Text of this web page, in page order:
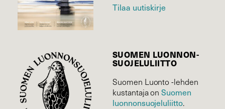
Tilaa uutiskirje
SUOMEN LUONNON­
SUOJELU­LIITTO
Suomen Luonto -lehden
kustantaja onSuomen
luonnonsuojelu­liitto.